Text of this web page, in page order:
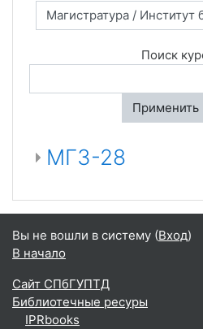
Поиск
Применить
МГЗ-28
Вы не вошли в систему (Вход)
В начало
Сайт СПбГУПТД
Библиотечные ресуры
IPRbooks